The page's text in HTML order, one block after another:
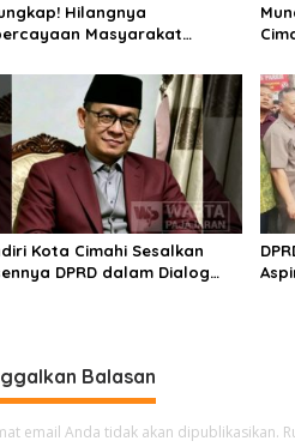
Hilangnya
Masyarakat
RSUD Cibabat
Kota Cimahi Sesalkan
DPRD dalam Dialog
Balasan
email Anda tidak akan dipublikasikan.